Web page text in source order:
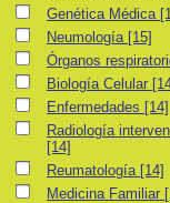
Genética Médica
Genética Médica
Neumología
Neumología [15]
Órganos respiratorios
Órganos
Biología Celular
Biología Celular
Enfermedades
Enfermedades [14]
RadiologíaRadiología
[14]
Reumatología
Reumatología [14]
Medicina Familiar
Medicina Familiar